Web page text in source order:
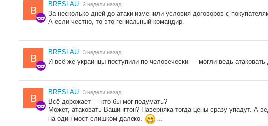
B
BRESLAU 2 недели назад
За несколько дней до атаки изменили условия договоров с
А если честно, то это гениальный командир.
B
BRESLAU 3 недели назад
И всё же украинцы поступили по-человечески — могли ведь
B
BRESLAU 3 недели назад
Всё дорожает — кто бы мог подумать?
Может, атаковать Вашингтон? Наверняка тогда цены сразу упадут. А
на один мост слишком далеко.
...